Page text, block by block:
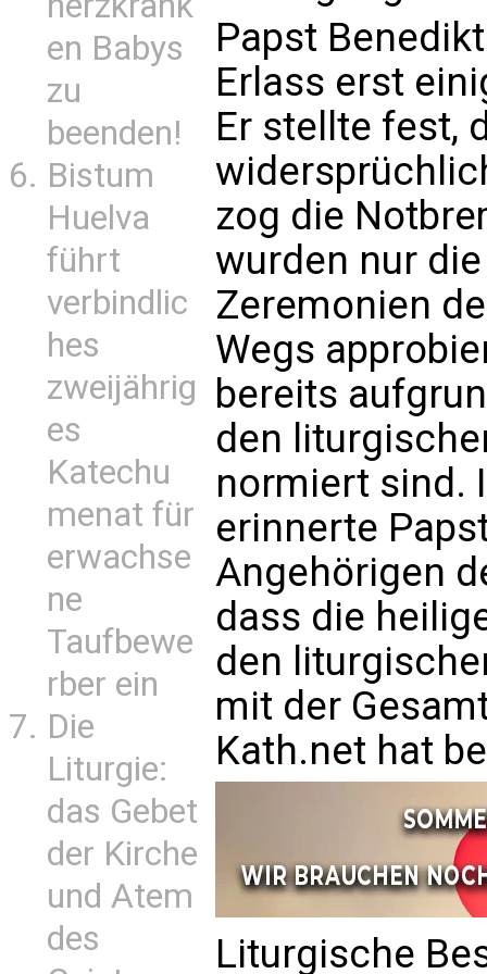
en Babys
zu
beenden!
Bistum
Huelva
führt
verbindlic
hes
zweijährig
es
Katechu
menat für
erwachse
ne
Taufbewe
rber ein
Die
Liturgie:
das Gebet
der Kirche
und Atem
des
Papst
Erlass erst
Er stellte fest,
zog die
wurden nur
Zeremonien
Wegs
bereits
den
normiert
erinnerte
Angehörigen
dass die
den
mit der
Kath.net hat
Liturgische